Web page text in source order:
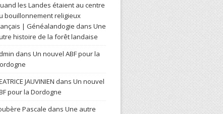
les Landes étaient au centre
bouillonnement religieux
| Généalandogie dans Une
histoire de la forêt landaise
dans Un nouvel ABF pour la
JAUVINIEN dans Un nouvel
pour la Dordogne
Pascale dans Une autre